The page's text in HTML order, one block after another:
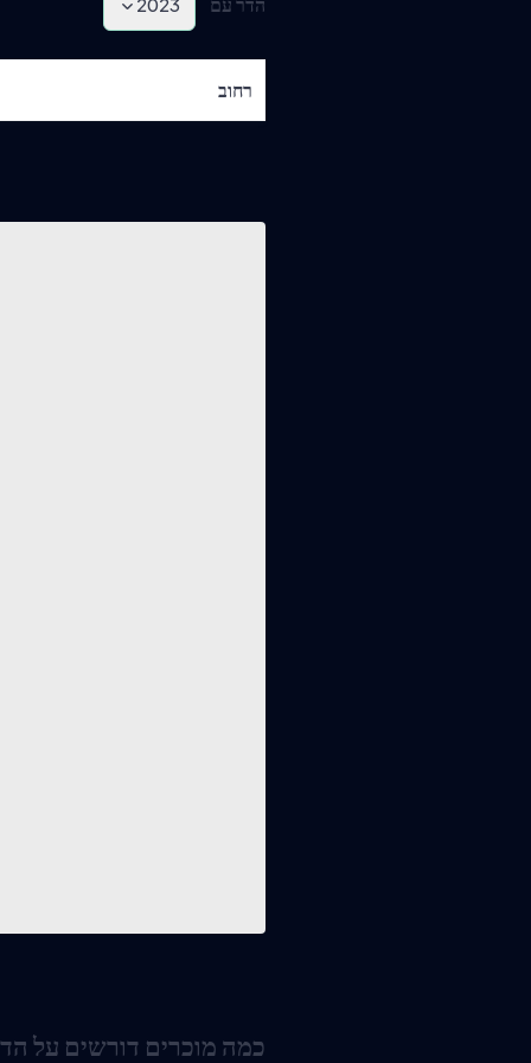
רחוב
כמה מוכרים דורשים על